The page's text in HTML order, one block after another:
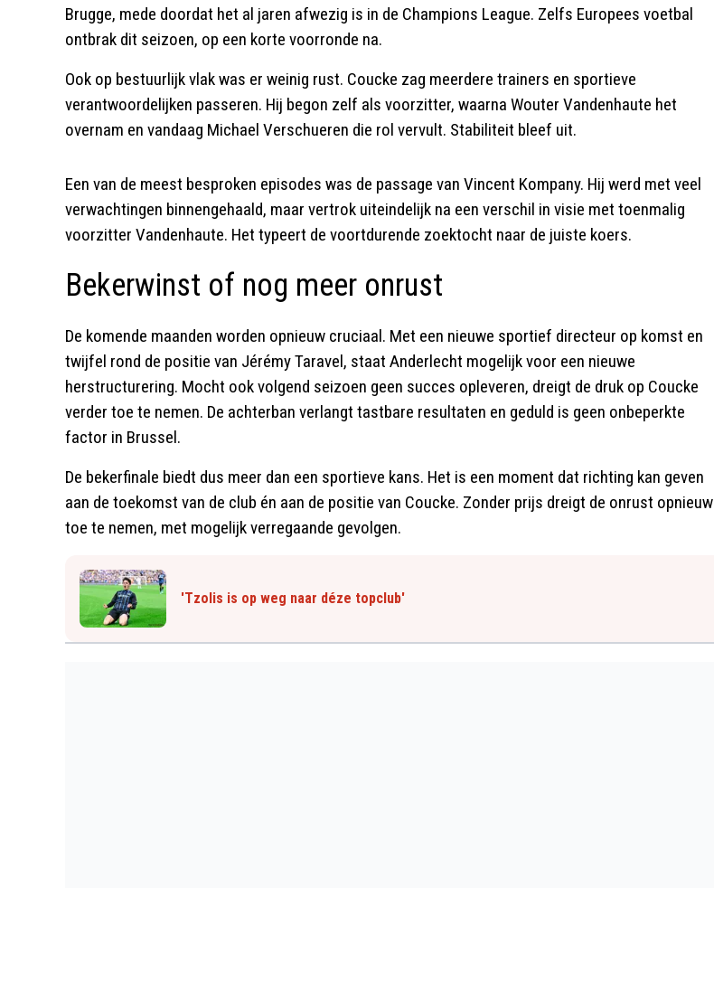
Brugge, mede doordat het al jaren afwezig is in de Champions League. Zelfs Europees voetbal
ontbrak dit seizoen, op een korte voorronde na.
Ook op bestuurlijk vlak was er weinig rust. Coucke zag meerdere trainers en sportieve
verantwoordelijken passeren. Hij begon zelf als voorzitter, waarna Wouter Vandenhaute het
overnam en vandaag Michael Verschueren die rol vervult. Stabiliteit bleef uit.
Een van de meest besproken episodes was de passage van Vincent Kompany. Hij werd met veel
verwachtingen binnengehaald, maar vertrok uiteindelijk na een verschil in visie met toenmalig
voorzitter Vandenhaute. Het typeert de voortdurende zoektocht naar de juiste koers.
Bekerwinst of nog meer onrust
De komende maanden worden opnieuw cruciaal. Met een nieuwe sportief directeur op komst en
twijfel rond de positie van Jérémy Taravel, staat Anderlecht mogelijk voor een nieuwe
herstructurering. Mocht ook volgend seizoen geen succes opleveren, dreigt de druk op Coucke
verder toe te nemen. De achterban verlangt tastbare resultaten en geduld is geen onbeperkte
factor in Brussel.
De bekerfinale biedt dus meer dan een sportieve kans. Het is een moment dat richting kan geven
aan de toekomst van de club én aan de positie van Coucke. Zonder prijs dreigt de onrust opnieuw
toe te nemen, met mogelijk verregaande gevolgen.
'Tzolis is op weg naar déze topclub'